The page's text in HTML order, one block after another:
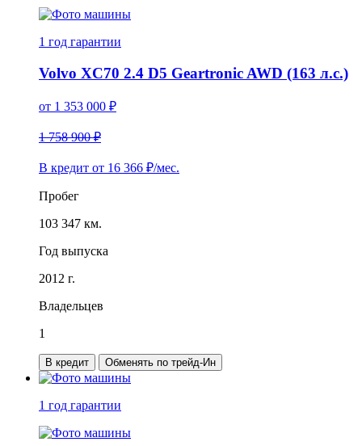
1 год гарантии
Volvo XC70 2.4 D5 Geartronic AWD (163 л.с.)
от 1 353 000 ₽
1 758 900 ₽
В кредит от 16 366 ₽/мес.
Пробег
103 347 км.
Год выпуска
2012 г.
Владельцев
1
В кредит Обменять по трейд-Ин
1 год гарантии